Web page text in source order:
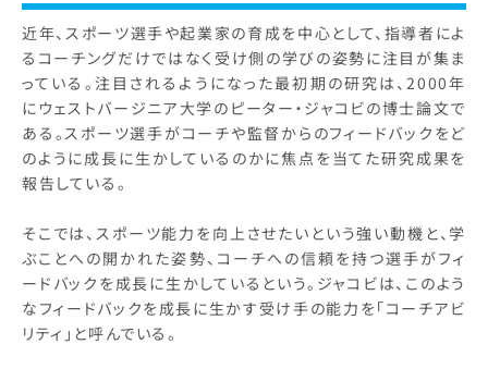
近年、スポーツ選手や起業家の育成を中心として、指導者によ
るコーチングだけではなく受け側の学びの姿勢に注目が集ま
っている。注目されるようになった最初期の研究は、2000年
にウェストバージニア大学のピーター・ジャコビの博士論文で
ある。スポーツ選手がコーチや監督からのフィードバックをど
のように成長に生かしているのかに焦点を当てた研究成果を
報告している。
そこでは、スポーツ能力を向上させたいという強い動機と、学
ぶことへの開かれた姿勢、コーチへの信頼を持つ選手がフィ
ードバックを成長に生かしているという。ジャコビは、このよう
なフィードバックを成長に生かす受け手の能力を「コーチアビ
リティ」と呼んでいる。